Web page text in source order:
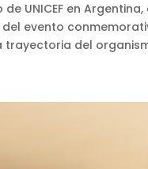
UNICEF en
evento
trayectoria del